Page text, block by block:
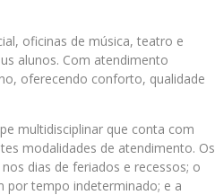
oficinas de música, teatro e
alunos. Com atendimento
oferecendo conforto, qualidade
multidisciplinar que conta com
modalidades de atendimento. Os
dias de feriados e recessos; o
por tempo indeterminado; e a